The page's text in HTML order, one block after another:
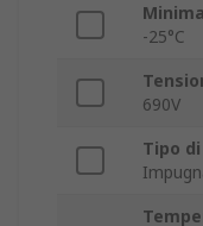
-25°C
690V
Tipo